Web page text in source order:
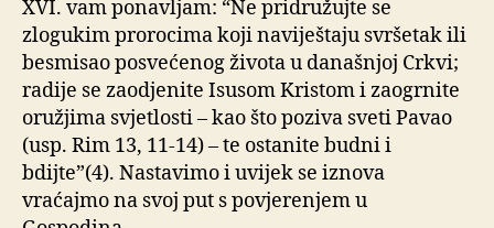
XVI. vam ponavljam: “Ne pridružujte se
zlogukim prorocima koji naviještaju svršetak ili
besmisao posvećenog života u današnjoj Crkvi;
radije se zaodjenite Isusom Kristom i zaogrnite
oružjima svjetlosti – kao što poziva sveti Pavao
(usp. Rim 13, 11-14) – te ostanite budni i
bdijte”(4). Nastavimo i uvijek se iznova
vraćajmo na svoj put s povjerenjem u